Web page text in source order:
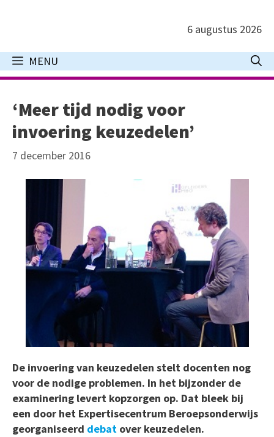
inhoud
6 augustus 2026
MENU
‘Meer tijd nodig voor
invoering keuzedelen’
7 december 2016
De invoering van keuzedelen stelt docenten nog
voor de nodige problemen. In het bijzonder de
examinering levert kopzorgen op. Dat bleek bij
een door het Expertisecentrum Beroepsonderwijs
georganiseerd debat over keuzedelen.